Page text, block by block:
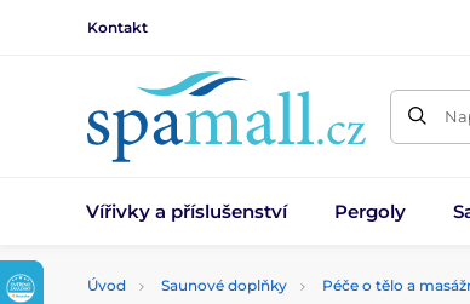
Kontakt
Vířivky a příslušenství Pergoly
Úvod Saunové doplňky Péče o tělo a